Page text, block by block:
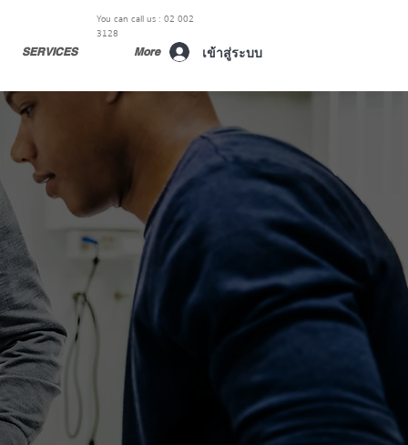
SERVICES More เข้าสู่ระบบ
You can call us : 02 002
3128